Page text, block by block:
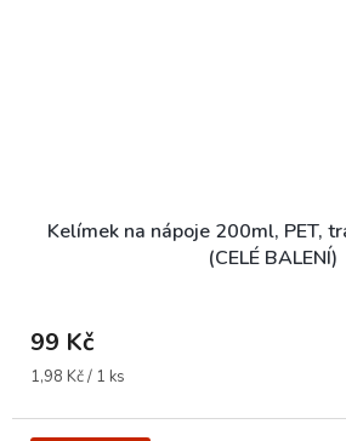
Kelímek na nápoje 200ml, PET,
(CELÉ BALENÍ)
99 Kč
Měrná
1,98 Kč / 1 ks